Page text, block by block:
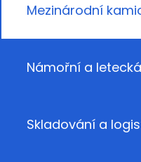
Mezinárodní
Námořní a
Skladování a